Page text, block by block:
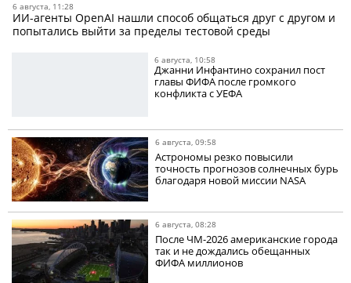
6 августа, 11:28
ИИ-агенты OpenAI нашли способ общаться друг с другом и
попытались выйти за пределы тестовой среды
6 августа, 10:58
Джанни Инфантино сохранил пост
главы ФИФА после громкого
конфликта с УЕФА
6 августа, 09:58
Астрономы резко повысили
точность прогнозов солнечных бурь
благодаря новой миссии NASA
6 августа, 08:28
После ЧМ-2026 американские города
так и не дождались обещанных
ФИФА миллионов